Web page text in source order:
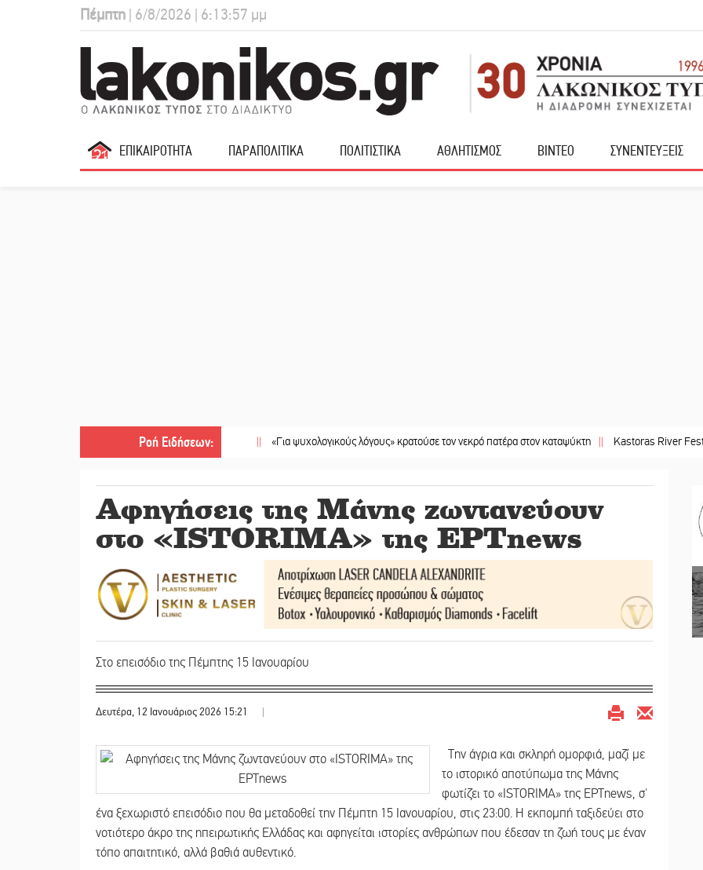
Πέμπτη | 6/8/2026 | 6:13:58 μμ
ΕΠΙΚΑΙΡΟΤΗΤΑ ΠΑΡΑΠΟΛΙΤΙΚΑ ΠΟΛΙΤΙΣΤΙΚΑ ΑΘΛΗΤΙΣΜΟΣ ΒΙΝΤΕΟ ΣΥΝΕΝΤΕΥΞΕΙΣ
Ροή Ειδήσεων:
|| «Για ψυχολογικούς λόγους» κρατούσε τον νεκρό πατέρα στον καταψύκτη || Kastoras River Festival 2026:
Αφηγήσεις της Μάνης ζωντανεύουν
στο «ISTORIMA» της ΕΡΤnews
Στο επεισόδιο της Πέμπτης 15 Ιανουαρίου
Δευτέρα, 12 Ιανουάριος 2026 15:21 |
Την άγρια και σκληρή ομορφιά, μαζί με
το ιστορικό αποτύπωμα της Μάνης
φωτίζει το «ISTORIMA» της ΕΡΤnews, σ'
ένα ξεχωριστό επεισόδιο που θα μεταδοθεί την Πέμπτη 15 Ιανουαρίου, στις 23:00. Η εκπομπή ταξιδεύει στο
νοτιότερο άκρο της ηπειρωτικής Ελλάδας και αφηγείται ιστορίες ανθρώπων που έδεσαν τη ζωή τους με έναν
τόπο απαιτητικό, αλλά βαθιά αυθεντικό.